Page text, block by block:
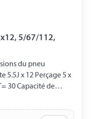
5/67/112,
du pneu
5.5J x 12 Perçage 5 x
30 Capacité de